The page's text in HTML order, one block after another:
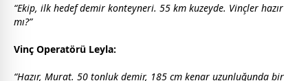
“Ekip, ilk hedef demir konteyneri. 55 km kuzeyde. Vinçler hazır
mı?”
Vinç Operatörü Leyla:
“Hazır, Murat. 50 tonluk demir, 185 cm kenar uzunluğunda bir